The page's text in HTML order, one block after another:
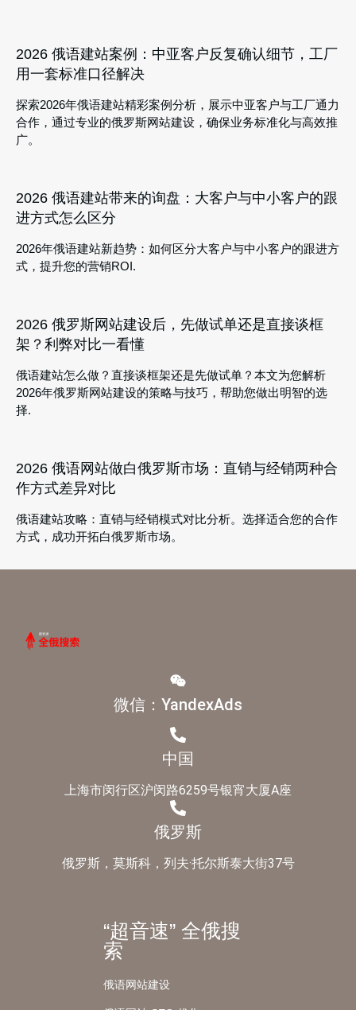
2026 俄语建站案例：中亚客户反复确认细节，工厂
用一套标准口径解决
探索2026年俄语建站精彩案例分析，展示中亚客户与工厂通力
合作，通过专业的俄罗斯网站建设，确保业务标准化与高效推
广。
2026 俄语建站带来的询盘：大客户与中小客户的跟
进方式怎么区分
2026年俄语建站新趋势：如何区分大客户与中小客户的跟进方
式，提升您的营销ROI.
2026 俄罗斯网站建设后，先做试单还是直接谈框
架？利弊对比一看懂
俄语建站怎么做？直接谈框架还是先做试单？本文为您解析
2026年俄罗斯网站建设的策略与技巧，帮助您做出明智的选
择.
2026 俄语网站做白俄罗斯市场：直销与经销两种合
作方式差异对比
俄语建站攻略：直销与经销模式对比分析。选择适合您的合作
方式，成功开拓白俄罗斯市场。
微信：YandexAds
中国
上海市闵行区沪闵路6259号银宵大厦A座
俄罗斯
俄罗斯，莫斯科，列夫·托尔斯泰大街37号
“超音速” 全俄搜
索
俄语网站建设